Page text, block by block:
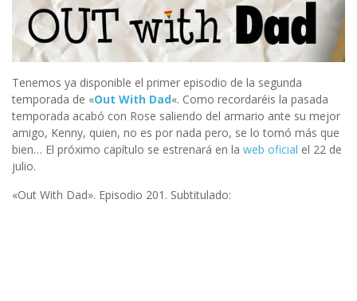
Tenemos ya disponible el primer episodio de la segunda
temporada de «Out With Dad«. Como recordaréis la pasada
temporada acabó con Rose saliendo del armario ante su mejor
amigo, Kenny, quien, no es por nada pero, se lo tomó más que
bien… El próximo capítulo se estrenará en la web oficial el 22 de
julio.
«Out With Dad». Episodio 201. Subtitulado: